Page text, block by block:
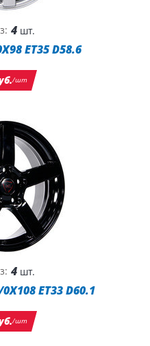
4шт.
ET35 D58.6
/шт
4шт.
ET33 D60.1
/шт